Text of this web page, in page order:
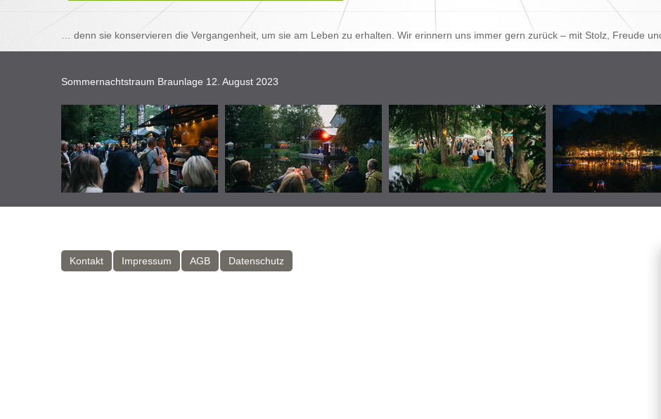
… denn sie konservieren die Vergangenheit, um sie am Leben zu erhalten. Wir erinnern uns immer gern zurück – mit Stolz, Freude
Sommernachtstraum Braunlage 12. August 2023
Kontakt Impressum AGB Datenschutz